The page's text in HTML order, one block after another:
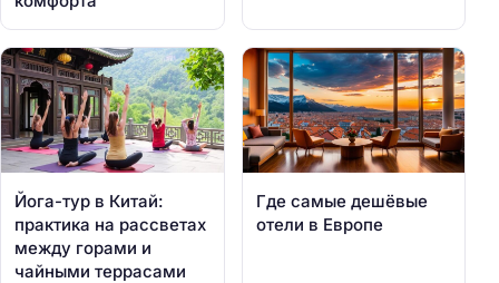
Йога-тур в Китай:
практика на рассветах
между горами и
чайными террасами
Где самые дешёвые
отели в Европе